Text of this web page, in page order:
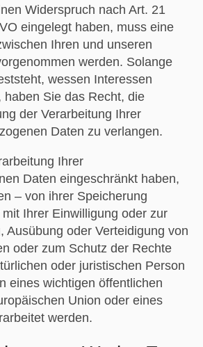
Widerspruch nach Art. 21
eingelegt haben, muss eine
Ihren und unseren
werden. Solange
wessen Interessen
haben Sie das Recht, die
der Verarbeitung Ihrer
Daten zu verlangen.
Ihrer
Daten eingeschränkt haben,
– von ihrer Speicherung
Ihrer Einwilligung oder zur
Ausübung oder Verteidigung von
oder zum Schutz der Rechte
oder juristischen Person
eines wichtigen öffentlichen
Union oder eines
werden.